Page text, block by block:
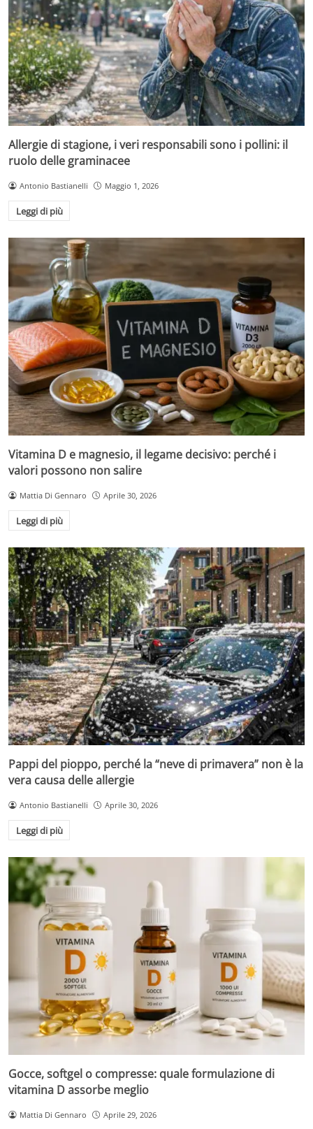
Allergie di stagione, i veri responsabili sono i pollini: il
ruolo delle graminacee
Antonio Bastianelli Maggio 1, 2026
Leggi di più
Vitamina D e magnesio, il legame decisivo: perché i
valori possono non salire
Mattia Di Gennaro Aprile 30, 2026
Leggi di più
Pappi del pioppo, perché la “neve di primavera” non è la
vera causa delle allergie
Antonio Bastianelli Aprile 30, 2026
Leggi di più
Gocce, softgel o compresse: quale formulazione di
vitamina D assorbe meglio
Mattia Di Gennaro Aprile 29, 2026